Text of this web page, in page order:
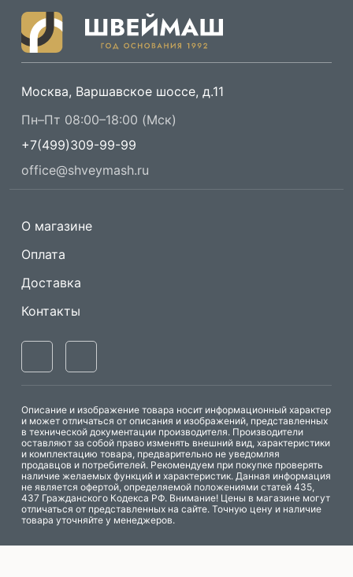
Одноигольные
Машины имитации
Москва, Варшавское шоссе, д.11
Пн–Пт 08:00–18:00 (Мск)
+7(499)309-99-99
office@shveymash.ru
О магазине
Оплата
Доставка
Контакты
Описание и изображение товара носит информационный характер
и может отличаться от описания и изображений, представленных
в технической документации производителя. Производители
оставляют за собой право изменять внешний вид, характеристики
и комплектацию товара, предварительно не уведомляя
продавцов и потребителей. Рекомендуем при покупке проверять
наличие желаемых функций и характеристик. Данная информация
не является офертой, определяемой положениями статей 435,
437 Гражданского Кодекса РФ. Внимание! Цены в магазине могут
отличаться от представленных на сайте. Точную цену и наличие
товара уточняйте у менеджеров.